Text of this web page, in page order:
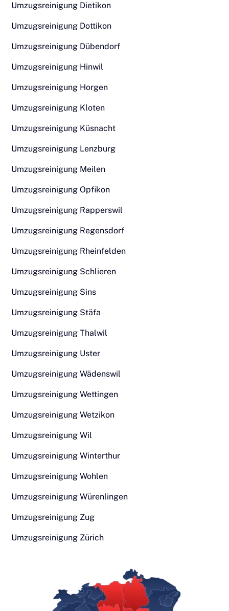
Umzugsreinigung Dietikon
Umzugsreinigung Dottikon
Umzugsreinigung Dübendorf
Umzugsreinigung Hinwil
Umzugsreinigung Horgen
Umzugsreinigung Kloten
Umzugsreinigung Küsnacht
Umzugsreinigung Lenzburg
Umzugsreinigung Meilen
Umzugsreinigung Opfikon
Umzugsreinigung Rapperswil
Umzugsreinigung Regensdorf
Umzugsreinigung Rheinfelden
Umzugsreinigung Schlieren
Umzugsreinigung Sins
Umzugsreinigung Stäfa
Umzugsreinigung Thalwil
Umzugsreinigung Uster
Umzugsreinigung Wädenswil
Umzugsreinigung Wettingen
Umzugsreinigung Wetzikon
Umzugsreinigung Wil
Umzugsreinigung Winterthur
Umzugsreinigung Wohlen
Umzugsreinigung Würenlingen
Umzugsreinigung Zug
Umzugsreinigung Zürich